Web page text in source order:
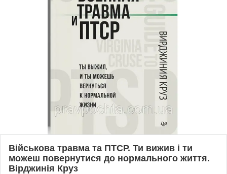
Військова травма та ПТСР. Ти вижив і ти
можеш повернутися до нормального життя.
Вірджинія Круз